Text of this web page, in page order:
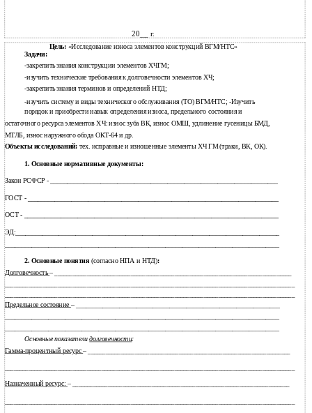
20__ г.
Цель: «Исследование износа элементов конструкций ВГМ/НТС»
Задачи:
-закрепить знания конструкции элементов ХЧГМ;
-изучить технические требования к долговечности элементов ХЧ;
-закрепить знания терминов и определений НТД;
-изучить систему и виды технического обслуживания (ТО) ВГМ/НТС; -Изучить
порядок и приобрести навык определения износа, предельного состояния и
остаточного ресурса элементов ХЧ: износ зуба ВК, износ ОМШ, удлинение гусеницы БМД,
МТЛБ, износ наружного обода ОКТ-64 и др.
Объекты исследований: тех. исправные и изношенные элементы ХЧ ГМ (траки, ВК, ОК).
1. Основные нормативные документы:
Закон РСФСР - ____________________________________________________________________
ГОСТ -
ОСТ -
ЭД:_______________________________________________________________________________
2. Основные понятия (согласно НПА и НТД):
Долговечность–
Предельное состояние – _____________________________________________________________
Основные показателидолговечности:
Гамма-процентный ресурс–
Назначенный ресурс: –